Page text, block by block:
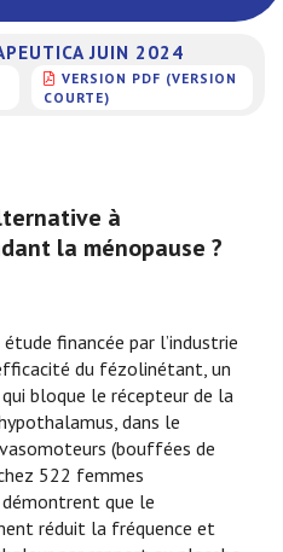
JUIN 2024
VERSION PDF (VERSION
COURTE)
à
la ménopause ?
financée par l’industrie
du fézolinétant, un
bloque le récepteur de la
dans le
(bouffées de
522 femmes
que le
réduit la fréquence et